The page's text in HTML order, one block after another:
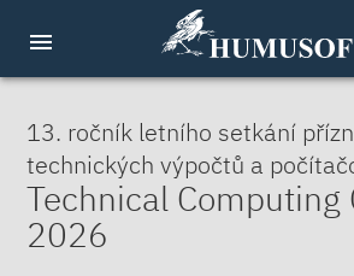
menu
13. ročník letního setkání
technických výpočtů a
Technical Computing
2026